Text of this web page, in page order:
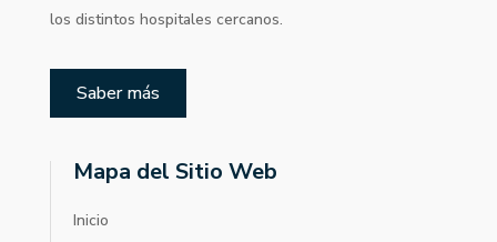
los distintos hospitales cercanos.
Saber más
Mapa del Sitio Web
Inicio